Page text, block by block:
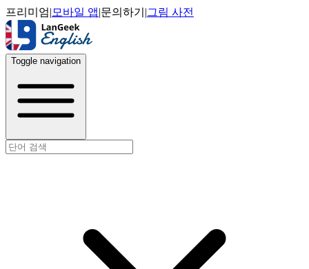
프리미엄| 모바일 앱|문의하기 |그림 사전
Toggle navigation